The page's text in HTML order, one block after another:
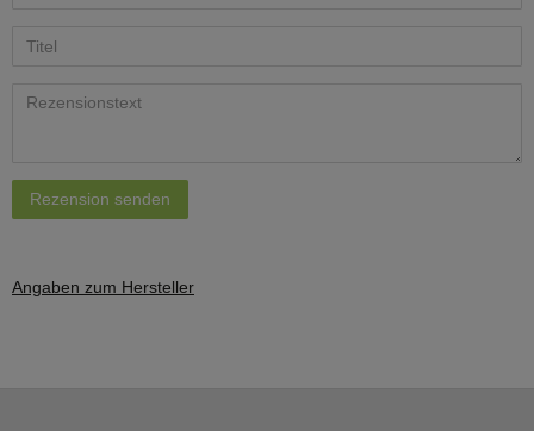
Rezension senden
Angaben zum Hersteller